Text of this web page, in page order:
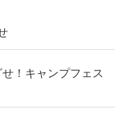
！キャンプフェス